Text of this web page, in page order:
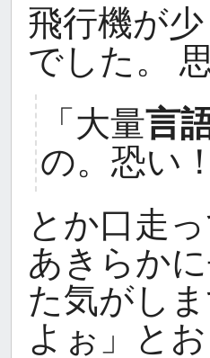
飛行機が
でした。
「大量言
の。恐い
とか口走
あきらか
た気がし
よぉ」と